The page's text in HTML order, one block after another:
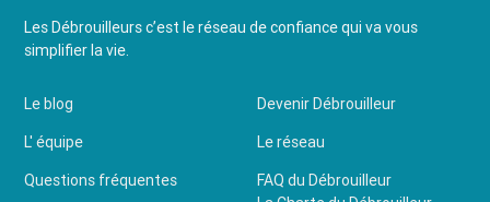
Les Débrouilleurs c’est le réseau de confiance qui va vous
simplifier la vie.
Le blog
L' équipe
Questions fréquentes
Devenir Débrouilleur
Le réseau
FAQ du Débrouilleur